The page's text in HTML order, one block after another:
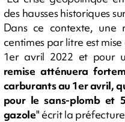
des hausses historiques
Dans ce contexte, une
centimes par litre est
1er avril 2022 et pour
remise atténuera
carburants au 1er avril,
pour le sans-plomb et
gazole" écrit la